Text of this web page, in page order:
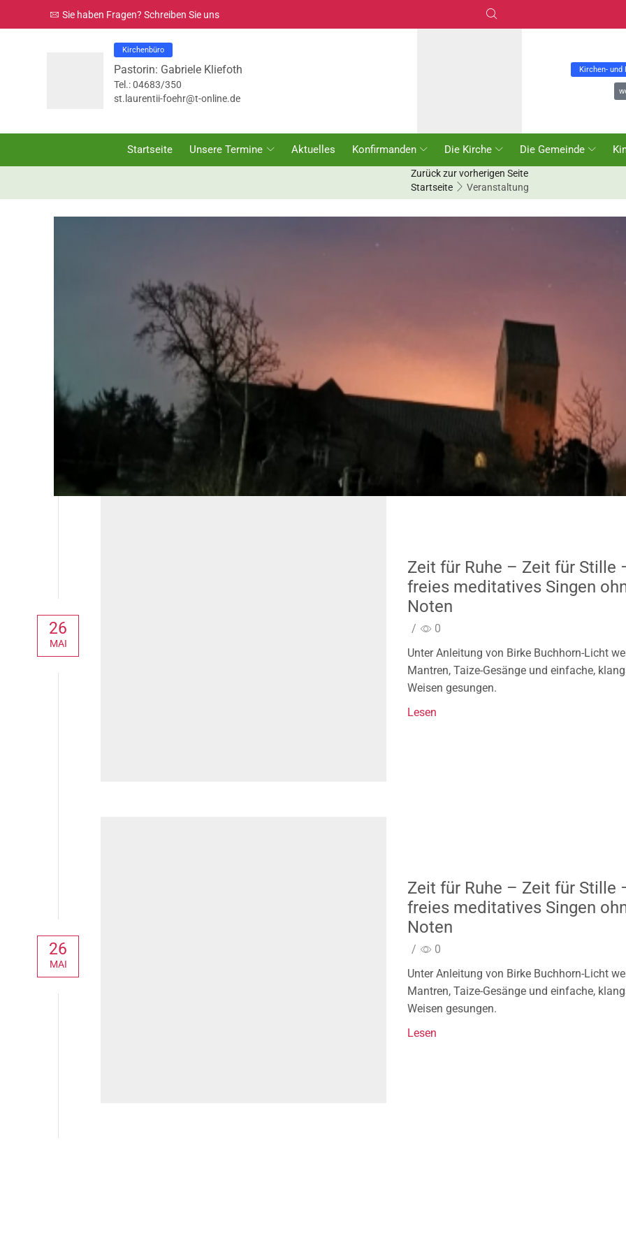
Sie haben Fragen? Schreiben Sie uns
Kirchenbüro
Pastorin: Gabriele Kliefoth
Tel.: 04683/350
st.laurentii-foehr@t-online.de
Kirchen- und
Startseite Unsere Termine Aktuelles Konfirmanden Die Kirche Die Gemeinde
Zurück zur vorherigen Seite
Startseite
Veranstaltung
Zeit für Ruhe – Zeit für Stille
freies meditatives Singen
Noten
/
0
Unter Anleitung von Birke Buchhorn-Licht
Mantren, Taize-Gesänge und einfache,
Weisen gesungen.
Lesen
26
MAI
Zeit für Ruhe – Zeit für Stille
freies meditatives Singen
Noten
/
0
Unter Anleitung von Birke Buchhorn-Licht
Mantren, Taize-Gesänge und einfache,
Weisen gesungen.
Lesen
26
MAI